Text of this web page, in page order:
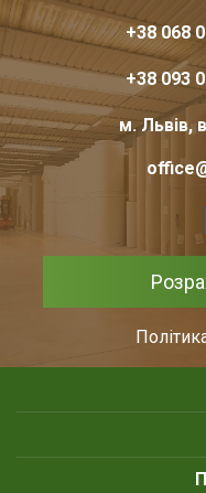
+38 068
+38 093
м. Львів,